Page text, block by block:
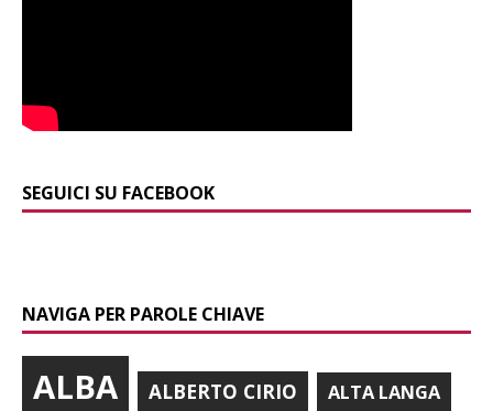
SEGUICI SU FACEBOOK
NAVIGA PER PAROLE CHIAVE
ALBA ALBERTO CIRIO ALTA LANGA